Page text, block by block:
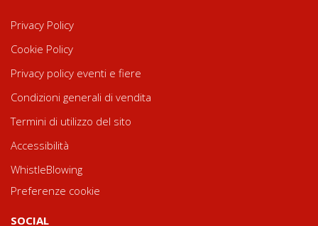
Privacy Policy
Cookie Policy
Privacy policy eventi e fiere
Condizioni generali di vendita
Termini di utilizzo del sito
Accessibilità
WhistleBlowing
Preferenze cookie
SOCIAL